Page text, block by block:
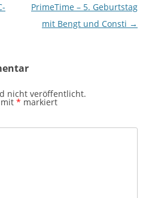
PrimeTime – 5. Geburtstag
mit Bengt und Consti →
nicht veröffentlicht.
* markiert